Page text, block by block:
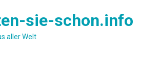
sie-schon.info
aller Welt